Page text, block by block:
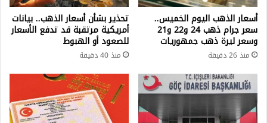
أسعار الذهب اليوم الخميس..
سعر جرام ذهب 24 و22 و21
وسعر ليرة ذهب جمهوريات
منذ 26 دقيقة
تحذير بشأن أسعار الذهب.. بيانات
أمريكية مرتقبة قد تدفع الأسعار
للصعود أو الهبوط
منذ 40 دقيقة